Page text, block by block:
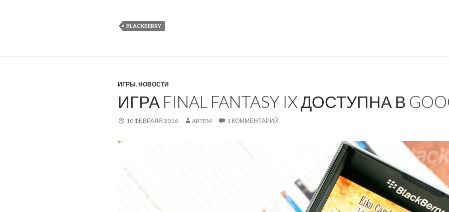
BLACKBERRY
ИГРЫ, НОВОСТИ
ИГРА FINAL FANTASY IX ДОСТУПНА В
10 ФЕВРАЛЯ 2016 ARTEM 1 КОММЕНТАРИЙ